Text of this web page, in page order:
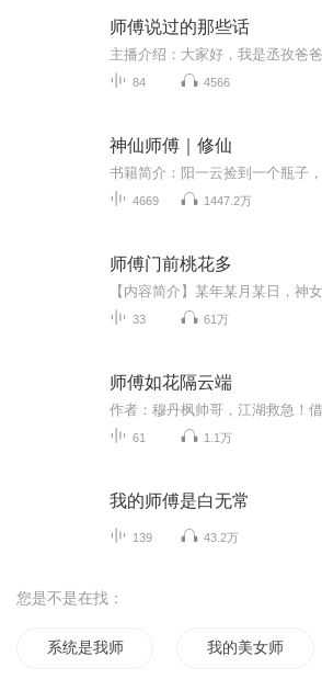
师傅说过的那些话
84 4566
神仙师傅｜修仙
4669 1447.2万
师傅门前桃花多
33 61万
师傅如花隔云端
61 1.1万
我的师傅是白无常
139 43.2万
您是不是在找：
系统是我师傅 我的美女师傅